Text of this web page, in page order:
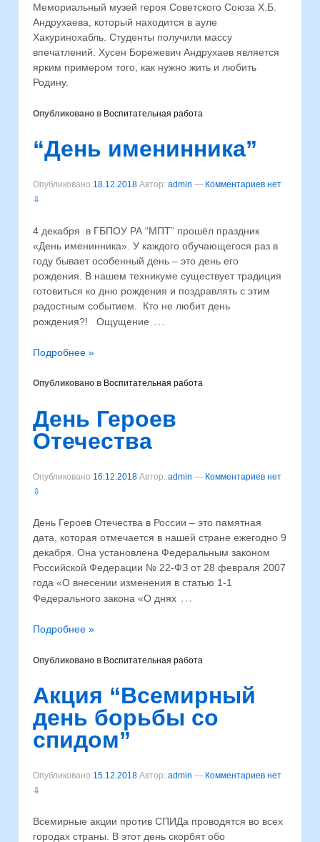
Мемориальный музей героя Советского Союза Х.Б.
Андрухаева, который находится в ауле
Хакуринохабль. Студенты получили массу
впечатлений. Хусен Борежевич Андрухаев является
ярким примером того, как нужно жить и любить
Родину.
Опубликовано в Воспитательная работа
“День именинника”
Опубликовано 18.12.2018 Автор: admin — Комментариев нет
⇩
4 декабря в ГБПОУ РА “МПТ” прошёл праздник
«День именинника». У каждого обучающегося раз в
году бывает особенный день – это день его
рождения. В нашем техникуме существует традиция
готовиться ко дню рождения и поздравлять с этим
радостным событием. Кто не любит день
рождения?! Ощущение …
Подробнее »
Опубликовано в Воспитательная работа
День Героев
Отечества
Опубликовано 16.12.2018 Автор: admin — Комментариев нет
⇩
День Героев Отечества в России – это памятная
дата, которая отмечается в нашей стране ежегодно 9
декабря. Она установлена Федеральным законом
Российской Федерации № 22-ФЗ от 28 февраля 2007
года «О внесении изменения в статью 1-1
Федерального закона «О днях …
Подробнее »
Опубликовано в Воспитательная работа
Акция “Всемирный
день борьбы со
спидом”
Опубликовано 15.12.2018 Автор: admin — Комментариев нет
⇩
Всемирные акции против СПИДа проводятся во всех
городах страны. В этот день скорбят обо